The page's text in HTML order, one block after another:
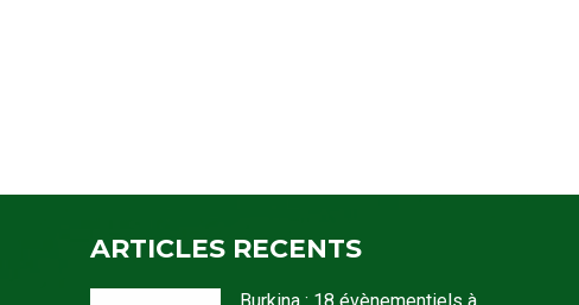
ARTICLES RECENTS